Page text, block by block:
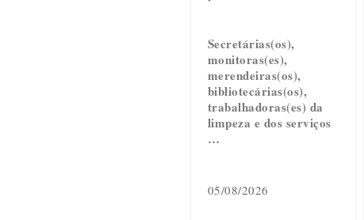
Secretárias(os),
monitoras(es),
merendeiras(os),
bibliotecárias(os),
trabalhadoras(es) da
limpeza e dos serviços
…
05/08/2026